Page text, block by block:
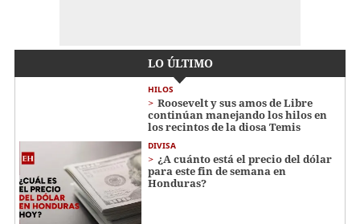
LO ÚLTIMO
HILOS
Roosevelt y sus amos de Libre
continúan manejando los hilos en
los recintos de la diosa Temis
DIVISA
¿A cuánto está el precio del dólar
para este fin de semana en
Honduras?